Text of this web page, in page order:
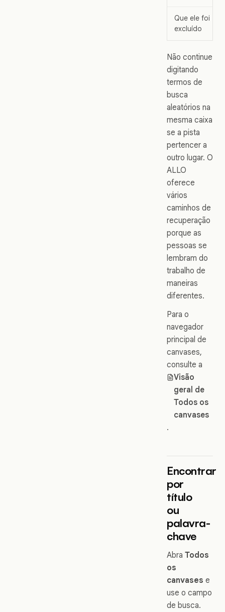
Que ele foi
excluído
Não continue
digitando
termos de
busca
aleatórios na
mesma caixa
se a pista
pertencer a
outro lugar. O
ALLO
oferece
vários
caminhos de
recuperação
porque as
pessoas se
lembram do
trabalho de
maneiras
diferentes.
Para o
navegador
principal de
canvases,
consulte a
Visão
geral de
Todos os
canvases
.
Encontrar
por
título
ou
palavra-
chave
Abra Todos
os
canvases e
use o campo
de busca.